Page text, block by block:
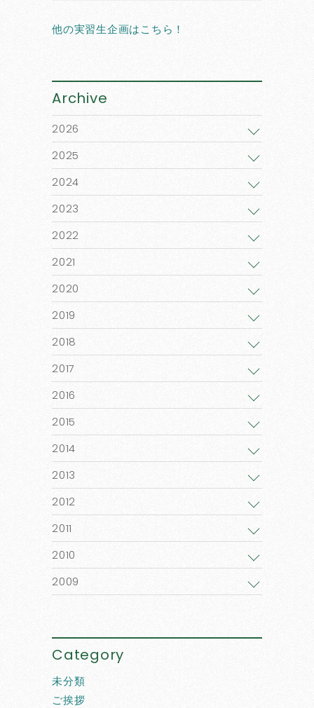
他の実習生企画はこちら！
Archive
2026
2025
2024
2023
2022
2021
2020
2019
2018
2017
2016
2015
2014
2013
2012
2011
2010
2009
Category
未分類
ご挨拶